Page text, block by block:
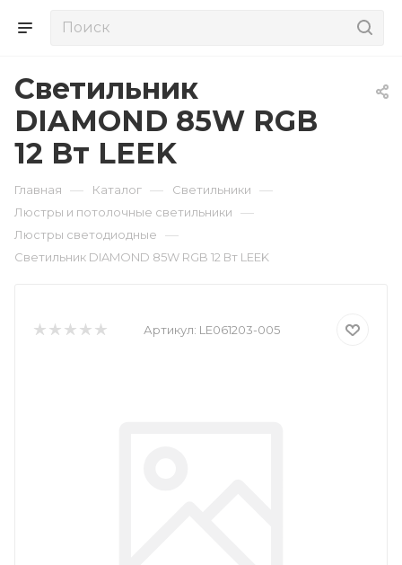
Светильник
DIAMOND 85W RGB
12 Вт LEEK
Главная — Каталог — Светильники —
Люстры и потолочные светильники —
Люстры светодиодные —
Светильник DIAMOND 85W RGB 12 Вт LEEK
Артикул: LE061203-005